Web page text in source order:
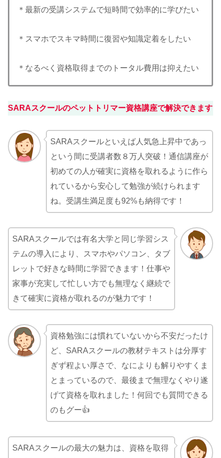
＊最新の受講システムで短時間で効率的に学びたい
＊スマホでスキマ時間に復習や知識定着をしたい
＊なるべく資格取得までのトータル費用は抑えたい
SARAスクールのペットトリマー資格講座で解決できます
SARAスクールといえば人気急上昇中であっ
という間に受講者数８万人突破！通信講座が
初めての人が確実に資格を取れるように作ら
れているから安心して勉強が続けられます
ね。受講生満足度も92%も納得です！
SARAスクールでは有名大学と同じ学習シス
テムの導入により、スマホやパソコン、タブ
レットで好きな時間に学習できます！仕事や
家事が充実して忙しい方でも無理なく継続で
きて確実に資格が取れるのが魅力です！
資格勉強には慣れていないから不安だったけ
ど、SARAスクールの教材テキストは分厚す
ぎず程よい厚さで、なによりも解りやすくま
とまっているので、最後まで無理なくやり遂
げて資格を取れました！何回でも質問できる
のもグー👍
SARAスクールの最大の魅力は、資格を取得